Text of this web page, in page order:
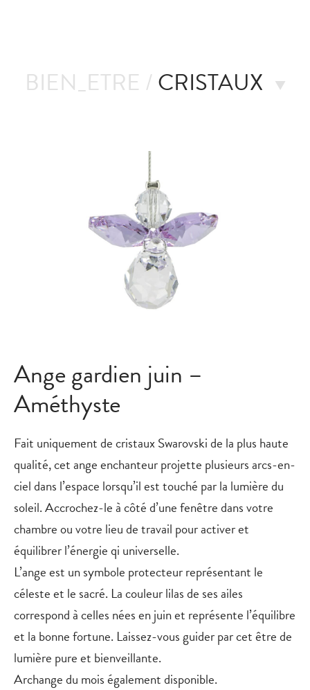
BIEN_ETRE / CRISTAUX
Ange gardien juin –
Améthyste
Fait uniquement de cristaux Swarovski de la plus haute
qualité, cet ange enchanteur projette plusieurs arcs-en-
ciel dans l’espace lorsqu’il est touché par la lumière du
soleil. Accrochez-le à côté d’une fenêtre dans votre
chambre ou votre lieu de travail pour activer et
équilibrer l’énergie qi universelle.
L’ange est un symbole protecteur représentant le
céleste et le sacré. La couleur lilas de ses ailes
correspond à celles nées en juin et représente l’équilibre
et la bonne fortune. Laissez-vous guider par cet être de
lumière pure et bienveillante.
Archange du mois également disponible.